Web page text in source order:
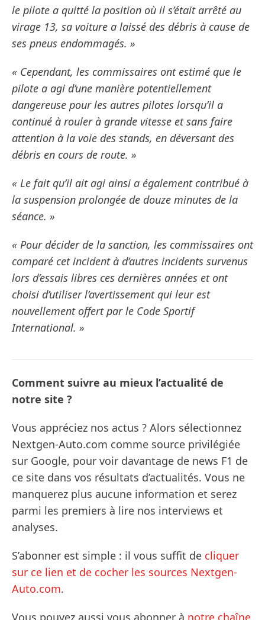
le pilote a quitté la position où il s’était arrêté au
virage 13, sa voiture a laissé des débris à cause de
ses pneus endommagés. »
« Cependant, les commissaires ont estimé que le
pilote a agi d’une manière potentiellement
dangereuse pour les autres pilotes lorsqu’il a
continué à rouler à grande vitesse et sans faire
attention à la voie des stands, en déversant des
débris en cours de route. »
« Le fait qu’il ait agi ainsi a également contribué à
la suspension prolongée de douze minutes de la
séance. »
« Pour décider de la sanction, les commissaires ont
comparé cet incident à d’autres incidents survenus
lors d’essais libres ces dernières années et ont
choisi d’utiliser l’avertissement qui leur est
nouvellement offert par le Code Sportif
International. »
Comment suivre au mieux l’actualité de
notre site ?
Vous appréciez nos actus ? Alors sélectionnez
Nextgen-Auto.com comme source privilégiée
sur Google, pour voir davantage de news F1 de
ce site dans vos résultats d’actualités. Vous ne
manquerez plus aucune information et serez
parmi les premiers à lire nos interviews et
analyses.
S’abonner est simple : il vous suffit de cliquer
sur ce lien et de cocher les sources Nextgen-
Auto.com.